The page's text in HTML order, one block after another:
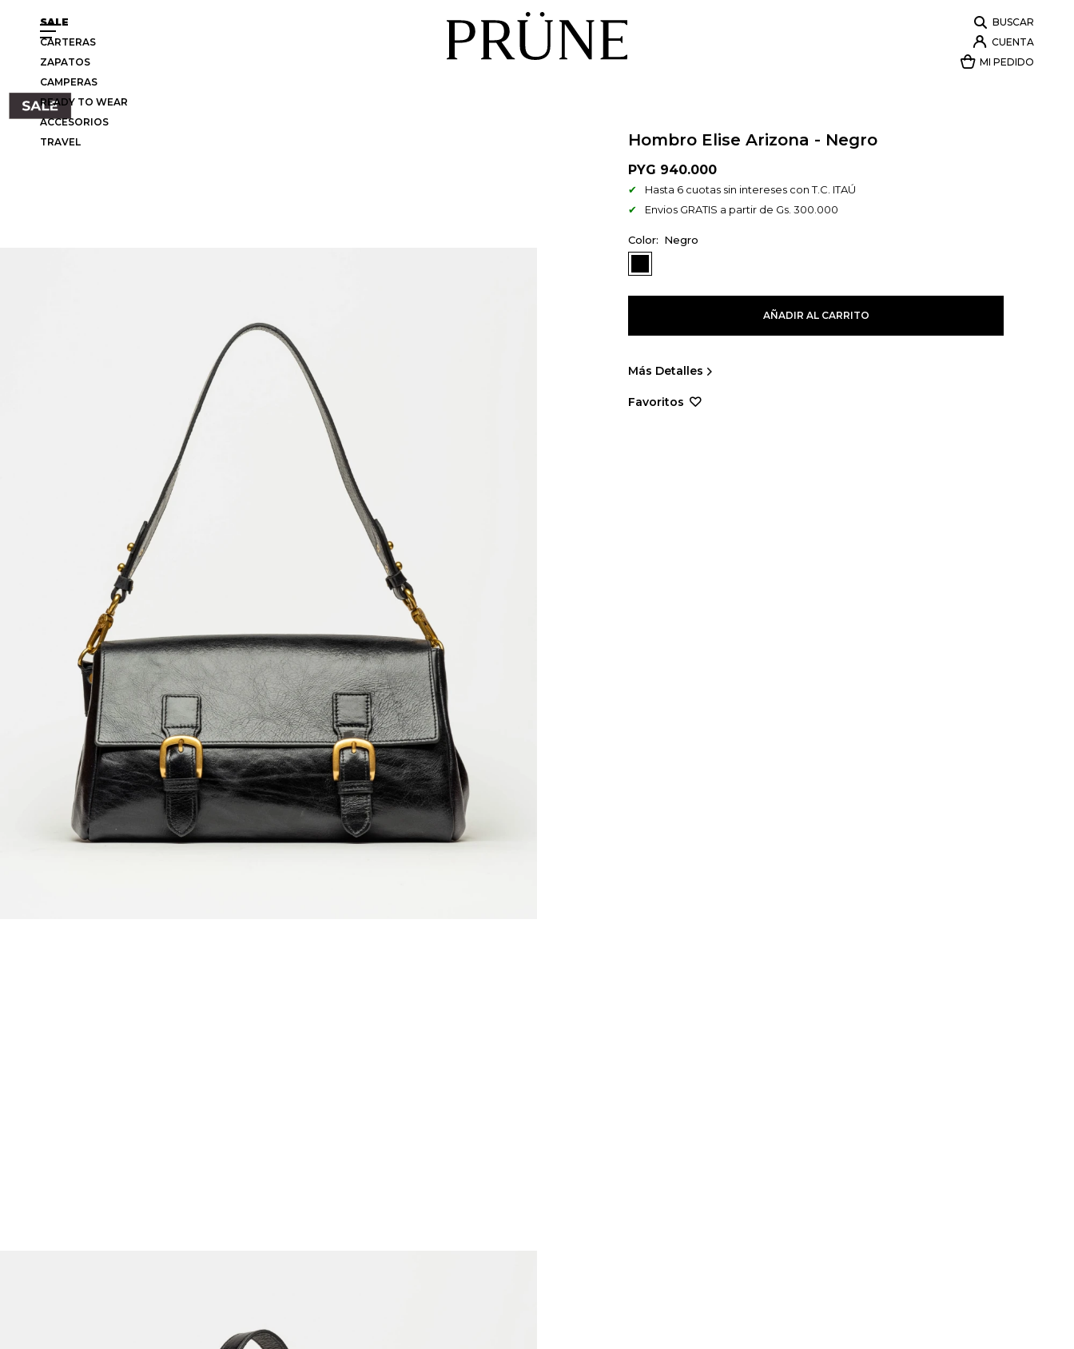
SALE
CARTERAS
ZAPATOS
CAMPERAS
READY TO WEAR
ACCESORIOS
TRAVEL
Hombro Elise Arizona - Negro
PYG 940.000
Hasta 6 cuotas sin intereses con T.C. ITAÚ
Envios GRATIS a partir de Gs. 300.000
Negro
AÑADIR AL CARRITO
Más Detalles